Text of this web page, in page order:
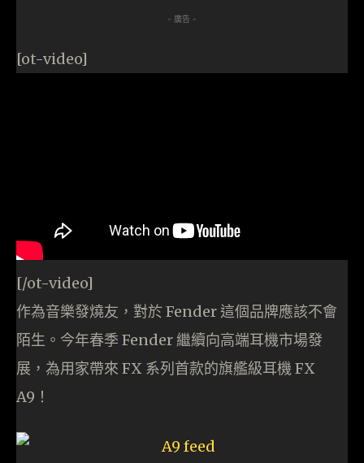
- 廣告 -
[ot-video]
[/ot-video]
作為音樂發燒友，對於 Fender 這個品牌應該不會
陌生。今年春季 Fender 繼續向高端耳機市場發
展，為用家帶來 FX 系列首款的旗艦級耳機 FX
A9！